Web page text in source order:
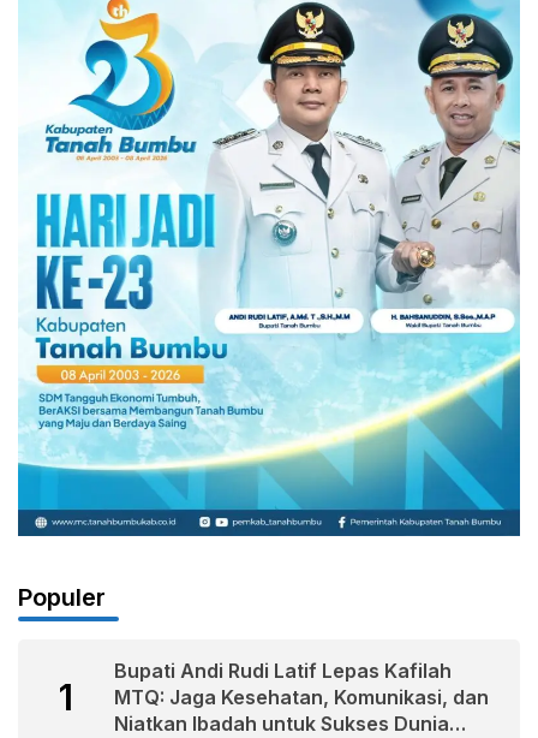
Populer
1
Bupati Andi Rudi Latif Lepas Kafilah
MTQ: Jaga Kesehatan, Komunikasi, dan
Niatkan Ibadah untuk Sukses Dunia